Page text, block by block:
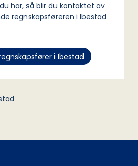
har, så blir du kontaktet av
regnskapsføreren i Ibestad
i Ibestad